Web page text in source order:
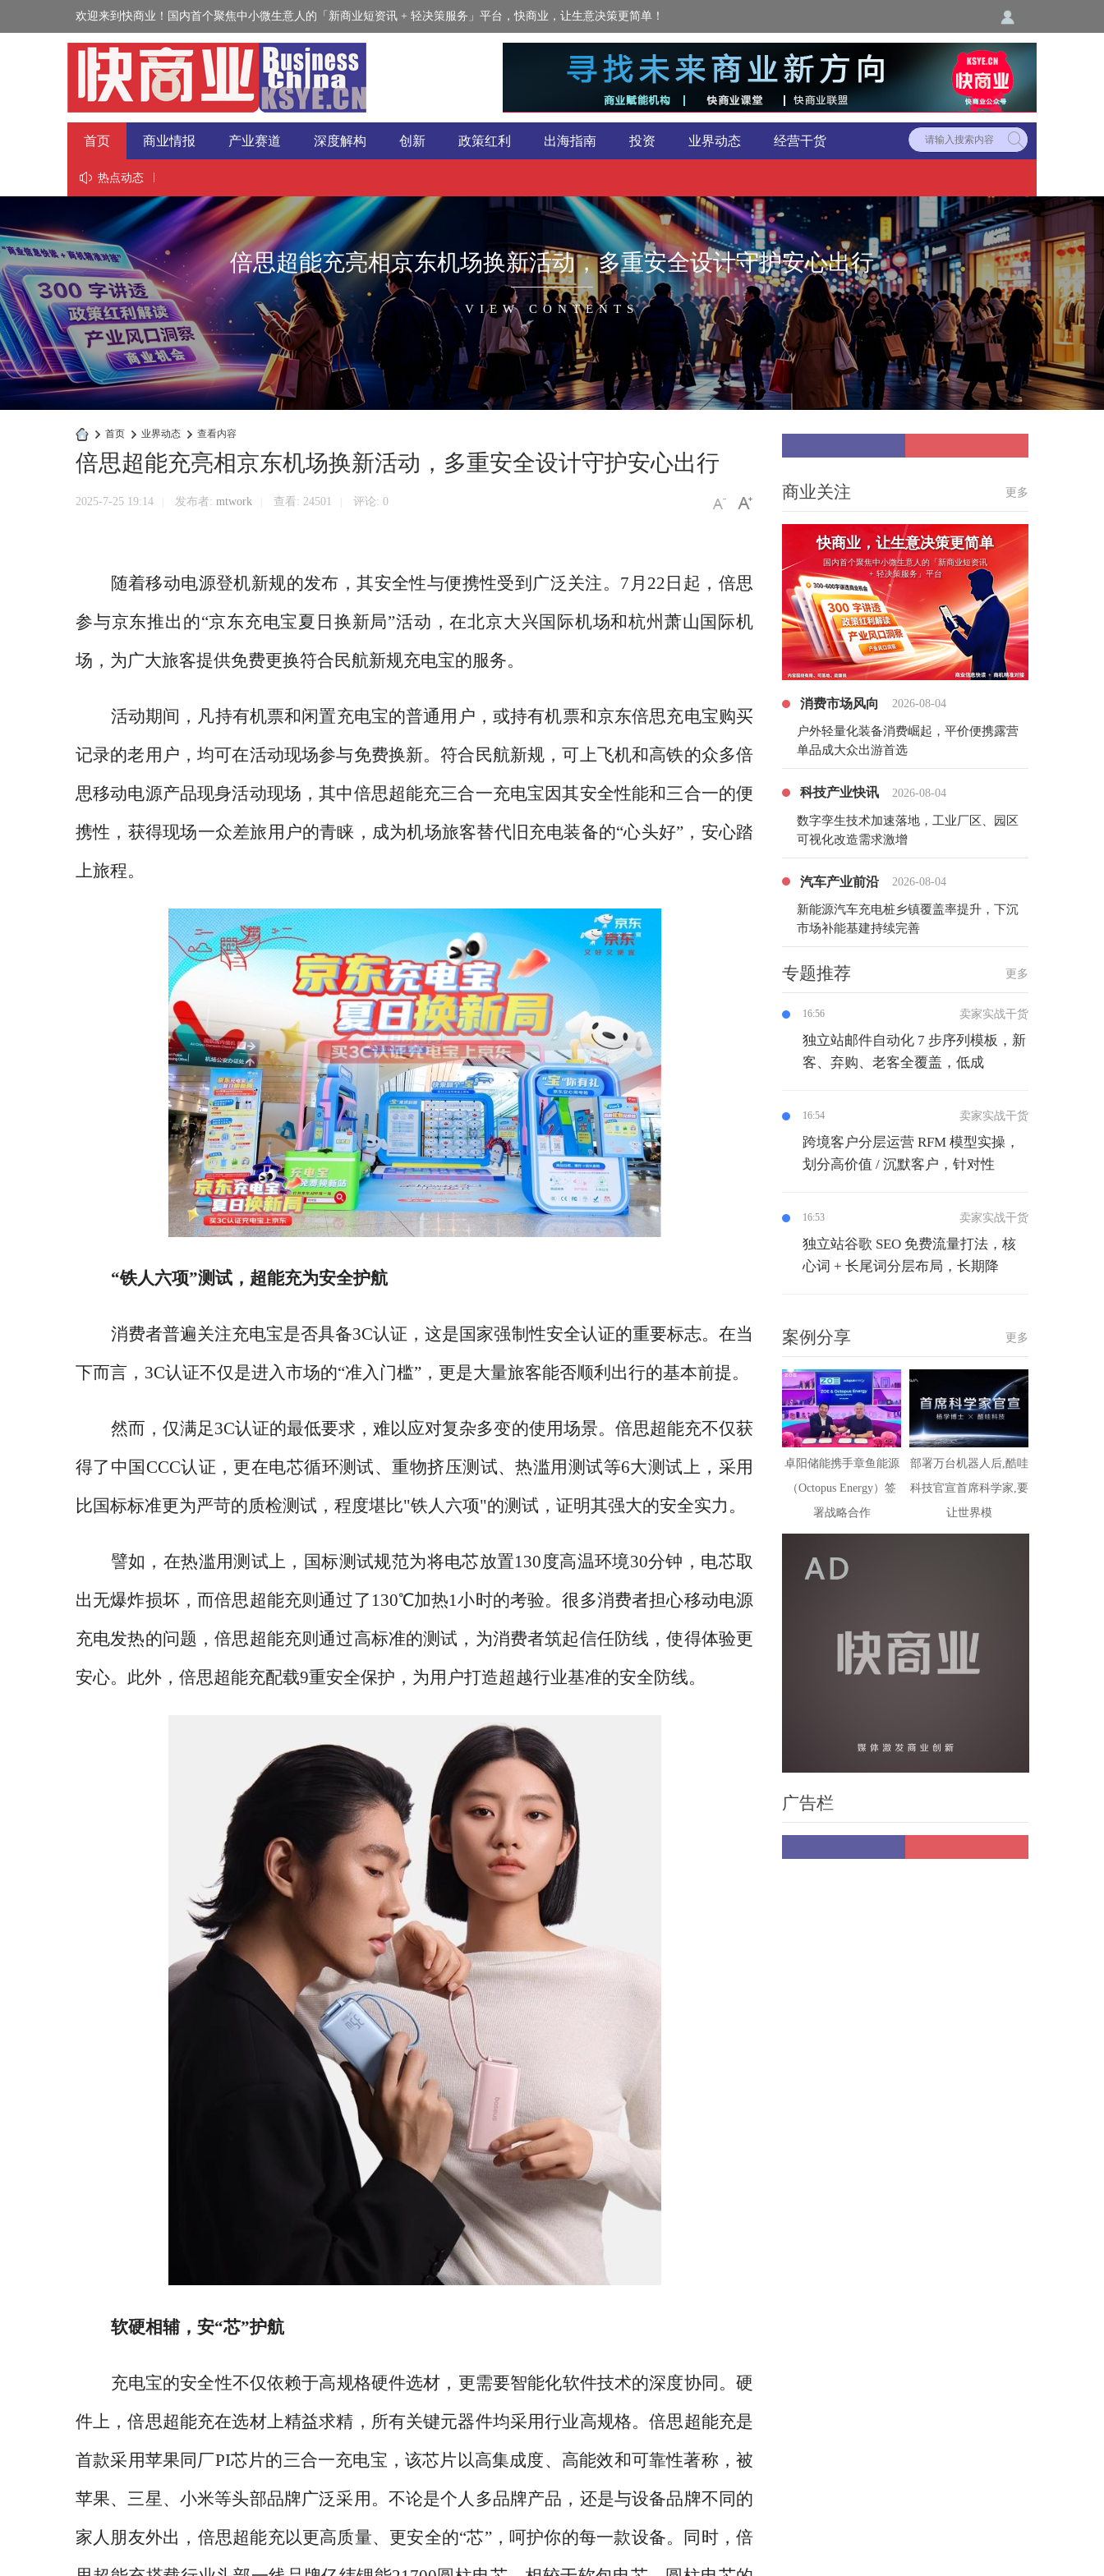
欢迎来到快商业！国内首个聚焦中小微生意人的「新商业短资讯 + 轻决策服务」平台，快商业，让生意决策更简单！
首页 商业情报 产业赛道 深度解构 创新 政策红利 出海指南 投资 业界动态 经营干货
视野热点动态
倍思超能充亮相京东机场换新活动，多重安全设计守护安心出行
VIEW CONTENTS
快
业
› 首页 › 业界动态 › 查看内容
倍思超能充亮相京东机场换新活动，多重安全设计守护安心出行
2025-7-25 19:14 发布者: mtwork 查看: 24501 评论: 0
随着移动电源登机新规的发布，其安全性与便携性受到广泛关注。 7月22日起，倍思
参与京东推出的“京东充电宝夏日换新局”活动，在北京大兴国际机场和杭州萧山国际机
场，为广大旅客提供免费更换符合民航新规充电宝的服务。
活动期间，凡持有机票和闲置充电宝的普通用户，或持有机票和京东倍思充电宝购买
记录的老用户，均可在活动现场参与免费换新。符合民航新规，可上飞机和高铁的众多倍
思移动电源产品现身活动现场，其中倍思超能充三合一充电宝因其安全性能和三合一的便
携性，获得现场一众差旅用户的青睐，成为机场旅客替代旧充电装备的“心头好”，安心踏
上旅程。
“铁人六项”测试，超能充为安全护航
消费者普遍关注充电宝是否具备3C认证，这是国家强制性安全认证的重要标志。在当
下而言，3C认证不仅是进入市场的“准入门槛”，更是大量旅客能否顺利出行的基本前提。
然而，仅满足3C认证的最低要求，难以应对复杂多变的使用场景。倍思超能充不仅获
得了中国CCC认证，更在电芯循环测试、重物挤压测试、热滥用测试等6大测试上，采用
比国标标准更为严苛的质检测试，程度堪比"铁人六项"的测试，证明其强大的安全实力。
譬如，在热滥用测试上，国标测试规范为将电芯放置130度高温环境30分钟，电芯取
出无爆炸损坏，而倍思超能充则通过了130℃加热1小时的考验。很多消费者担心移动电源
充电发热的问题，倍思超能充则通过高标准的测试，为消费者筑起信任防线，使得体验更
安心。此外，倍思超能充配载9重安全保护，为用户打造超越行业基准的安全防线。
软硬相辅，安“芯”护航
充电宝的安全性不仅依赖于高规格硬件选材，更需要智能化软件技术的深度协同。硬
件上，倍思超能充在选材上精益求精，所有关键元器件均采用行业高规格。倍思超能充是
首款采用苹果同厂PI芯片的三合一充电宝，该芯片以高集成度、高能效和可靠性著称，被
苹果、三星、小米等头部品牌广泛采用。不论是个人多品牌产品，还是与设备品牌不同的
家人朋友外出，倍思超能充以更高质量、更安全的“芯”，呵护你的每一款设备。同时，倍
商业关注 更多
快商业，让生意决策更简单
国内首个聚焦中小微生意人的「新商业短资讯
+ 轻决策服务」平台
消费市场风向 2026-08-04
户外轻量化装备消费崛起，平价便携露营
单品成大众出游首选
科技产业快讯 2026-08-04
数字孪生技术加速落地，工业厂区、园区
可视化改造需求激增
汽车产业前沿 2026-08-04
新能源汽车充电桩乡镇覆盖率提升，下沉
市场补能基建持续完善
专题推荐 更多
16:56 卖家实战干货
独立站邮件自动化 7 步序列模板，新
客、弃购、老客全覆盖，低成
16:54 卖家实战干货
跨境客户分层运营 RFM 模型实操，
划分高价值 / 沉默客户，针对性
16:53 卖家实战干货
独立站谷歌 SEO 免费流量打法，核
心词 + 长尾词分层布局，长期降
案例分享 更多
卓阳储能携手章鱼能源
（Octopus Energy）签
署战略合作
部署万台机器人后,酷哇
科技官宣首席科学家,要
让世界模
广告栏